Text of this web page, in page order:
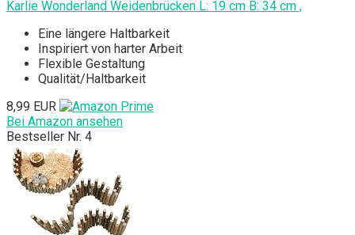
Karlie Wonderland Weidenbrücken L: 19 cm B: 34 cm ,
Eine längere Haltbarkeit
Inspiriert von harter Arbeit
Flexible Gestaltung
Qualität/Haltbarkeit
8,99 EUR
Bei Amazon ansehen
Bestseller Nr. 4